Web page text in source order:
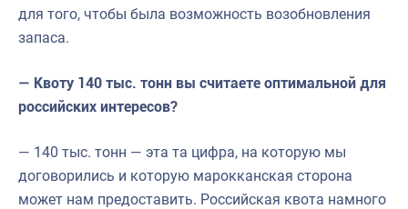
для того, чтобы была возможность возобновления
запаса.
— Квоту 140 тыс. тонн вы считаете оптимальной для
российских интересов?
— 140 тыс. тонн — эта та цифра, на которую мы
договорились и которую марокканская сторона
может нам предоставить. Российская квота намного